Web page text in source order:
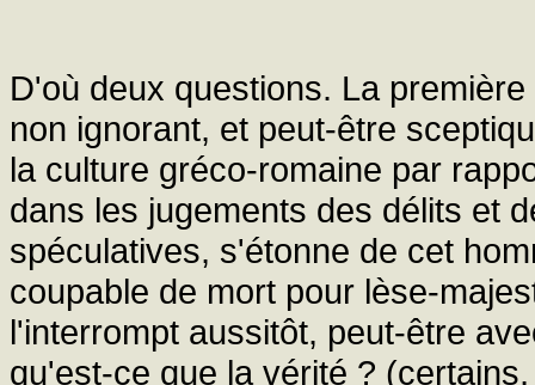
D'où deux questions. La
non ignorant, et peut-être
la culture gréco-romaine par
dans les jugements des délits et
spéculatives, s'étonne de cet
coupable de mort pour lèse-
l'interrompt aussitôt, peut-être
qu'est-ce que la vérité ?